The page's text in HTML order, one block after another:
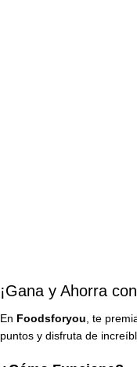
¡Gana y Ahorra
En Foodsforyou , te
puntos y disfruta de